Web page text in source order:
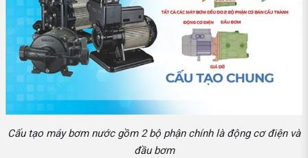
Cấu tạo máy bơm nước gồm 2 bộ phận chính là động cơ điện và
đầu bơm